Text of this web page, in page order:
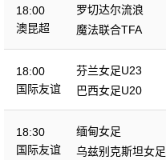
18:00
澳昆超
罗切达尔流浪
魔法联合TFA
18:00
国际友谊
芬兰女足U23
巴西女足U20
18:30
国际友谊
缅甸女足
乌兹别克斯坦女足